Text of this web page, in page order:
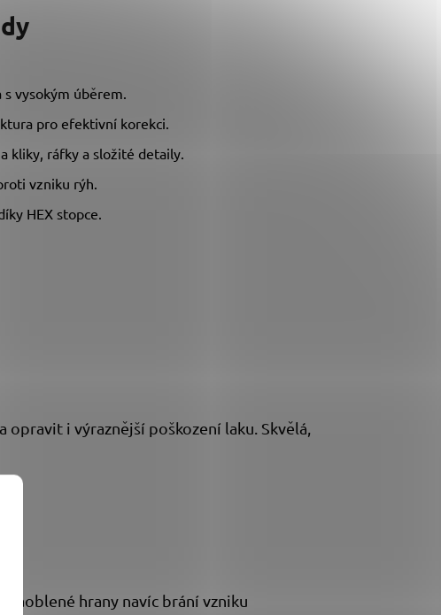
vysokým úběrem.
pro efektivní korekci.
kliky, ráfky a složité detaily.
vzniku rýh.
HEX stopce.
i výraznější poškození laku. Skvělá,
hrany navíc brání vzniku